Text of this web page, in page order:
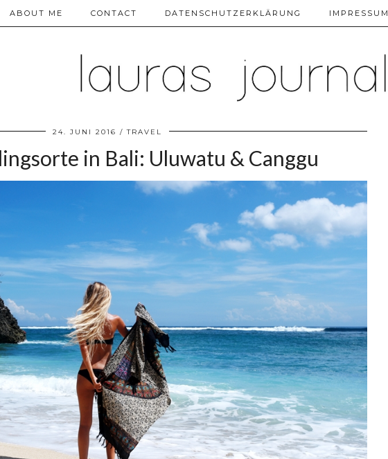
ABOUT ME CONTACT DATENSCHUTZERKLÄRUNG IMPRESSUM
24. JUNI 2016 TRAVEL
in Bali: Uluwatu & Canggu